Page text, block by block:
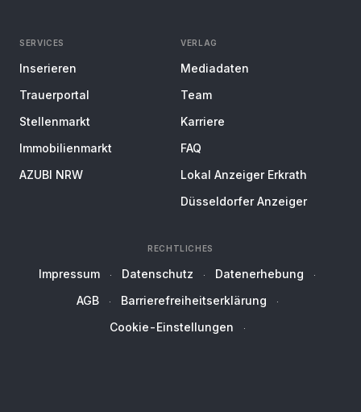
SERVICES
Inserieren
Trauerportal
Stellenmarkt
Immobilienmarkt
AZUBI NRW
VERLAG
Mediadaten
Team
Karriere
FAQ
Lokal Anzeiger Erkrath
Düsseldorfer Anzeiger
RECHTLICHES
Impressum Datenschutz
Datenerhebung
AGB
Barrierefreiheitserklärung
Cookie-Einstellungen